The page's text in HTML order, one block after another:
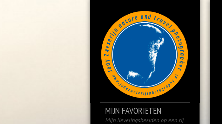
MIJN FAVORIETEN
Mijn lievelingsbeelden op een rij